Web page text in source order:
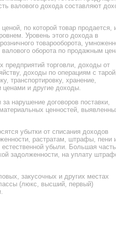
валового дохода составляют
по которой товар продается,
Уровень этого дохода в
товарооборота,
оборота по продажным
предприятий торговли, доходы от
доходы по операциям с тарой,
транспортировку, хранение,
и другие доходы.
нарушение договоров поставки,
ценностей,
убытки от списания доходов
растратам, штрафы, пени
убыли. Большая часть
задолженности, на уплату
закусочных и других местах
(люкс, высший, первый)